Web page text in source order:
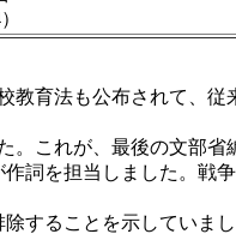
育法も公布されて、従
これが、最後の文部
詞を担当しました。戦
することを示していま